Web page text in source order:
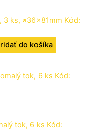
3 ks, ⌀36x81mm Kód:
do košíka
tok, 6 ks Kód: